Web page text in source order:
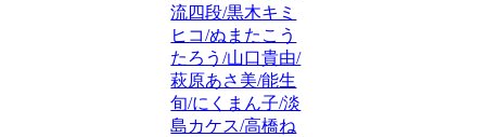
流四段/黒木キミ
ヒコ/ぬまたこう
たろう/山口貴由/
萩原あさ美/能生
旬/にくまん子/淡
島カケス/高橋ね